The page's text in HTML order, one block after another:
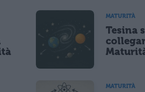
di marketing diretto con modalità automatizzate o
MATURITÀ
Tesina
MATURITÀ